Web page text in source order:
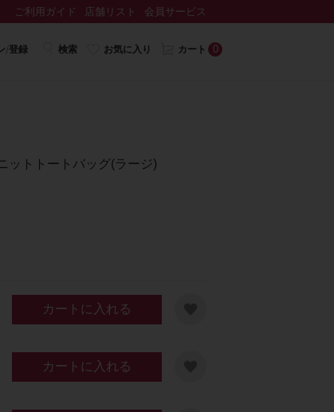
ご利用ガイド 店舗リスト 会員サービス
/登録 検索 お気に入り カート 0
ットトートバッグ(ラージ)
カートに入れる
カートに入れる